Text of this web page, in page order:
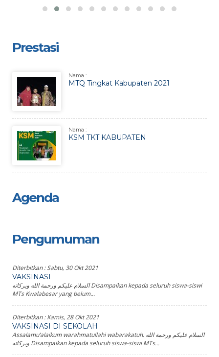
Prestasi
Nama :
MTQ Tingkat Kabupaten 2021
Nama :
KSM TKT KABUPATEN
Agenda
Pengumuman
Diterbitkan :Sabtu, 30 Okt 2021
VAKSINASI
السلام عليكم ورحمة الله وبركاته Disampaikan kepada seluruh siswa-siswi
MTs Kwalabesar yang belum...
Diterbitkan :Kamis, 28 Okt 2021
VAKSINASI DI SEKOLAH
Assalamu’alaikum warahmatullahi wabarakatuh. السلام عليكم ورحمة الله
وبركاته Disampaikan kepada seluruh siswa-siswi MTs...